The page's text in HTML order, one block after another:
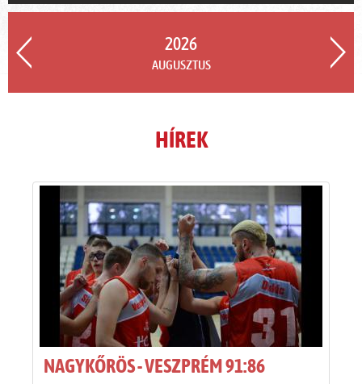
2026
AUGUSZTUS
HÍREK
NAGYKŐRÖS - VESZPRÉM 91:86